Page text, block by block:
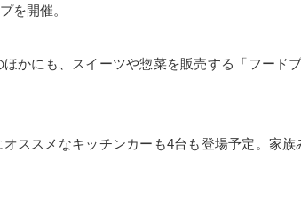
を開催。
かにも、スイーツや惣菜を販売する「フード
ススメなキッチンカーも4台も登場予定。家